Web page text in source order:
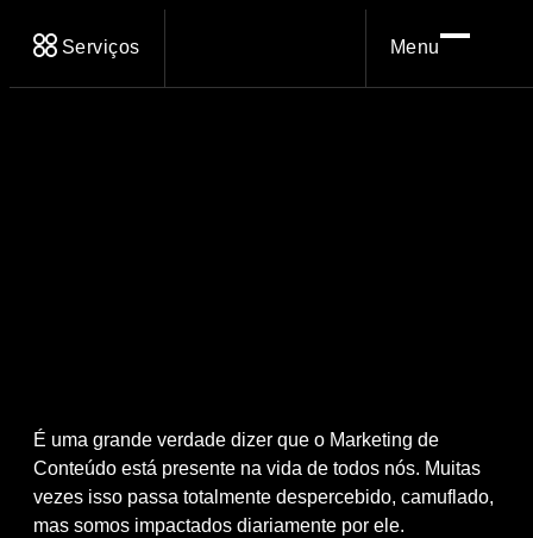
Serviços Menu
É uma grande verdade dizer que o Marketing de
Conteúdo está presente na vida de todos nós. Muitas
vezes isso passa totalmente despercebido, camuflado,
mas somos impactados diariamente por ele.